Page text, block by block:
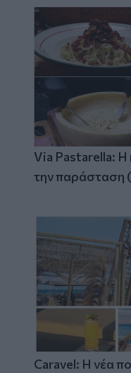
Via Pastarella: Η
την παράσταση
Caravel: Η νέα